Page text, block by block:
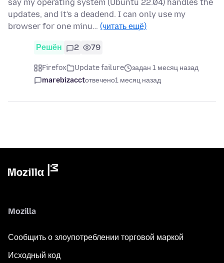
say my operating system (Ubuntu 22.04) handles the
updates, and it's a deadend. I can only use my
browser for one minu… (читать ещё)
Решён 2 79
Firefox Update failure
задан 1 месяц назад
marebizacctотвечено1 месяц назад
Mozilla
Сообщить о злоупотреблении торговой маркой
Исходный код